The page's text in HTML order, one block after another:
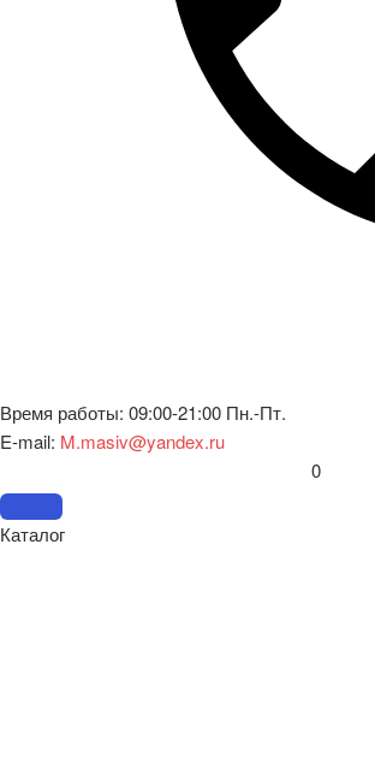
Время работы: 09:00-21:00 Пн.-Пт.
E-mail: M.masiv@yandex.ru
0
Каталог